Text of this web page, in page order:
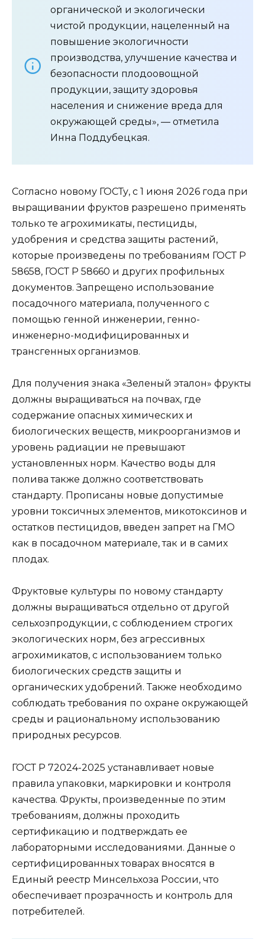
органической и экологически
чистой продукции, нацеленный на
повышение экологичности
производства, улучшение качества и
безопасности плодоовощной
продукции, защиту здоровья
населения и снижение вреда для
окружающей среды», — отметила
Инна Поддубецкая.
Согласно новому ГОСТу, с 1 июня 2026 года при
выращивании фруктов разрешено применять
только те агрохимикаты, пестициды,
удобрения и средства защиты растений,
которые произведены по требованиям ГОСТ Р
58658, ГОСТ Р 58660 и других профильных
документов. Запрещено использование
посадочного материала, полученного с
помощью генной инженерии, генно-
инженерно-модифицированных и
трансгенных организмов.
Для получения знака «Зеленый эталон» фрукты
должны выращиваться на почвах, где
содержание опасных химических и
биологических веществ, микроорганизмов и
уровень радиации не превышают
установленных норм. Качество воды для
полива также должно соответствовать
стандарту. Прописаны новые допустимые
уровни токсичных элементов, микотоксинов и
остатков пестицидов, введен запрет на ГМО
как в посадочном материале, так и в самих
плодах.
Фруктовые культуры по новому стандарту
должны выращиваться отдельно от другой
сельхозпродукции, с соблюдением строгих
экологических норм, без агрессивных
агрохимикатов, с использованием только
биологических средств защиты и
органических удобрений. Также необходимо
соблюдать требования по охране окружающей
среды и рациональному использованию
природных ресурсов.
ГОСТ Р 72024-2025 устанавливает новые
правила упаковки, маркировки и контроля
качества. Фрукты, произведенные по этим
требованиям, должны проходить
сертификацию и подтверждать ее
лабораторными исследованиями. Данные о
сертифицированных товарах вносятся в
Единый реестр Минсельхоза России, что
обеспечивает прозрачность и контроль для
потребителей.